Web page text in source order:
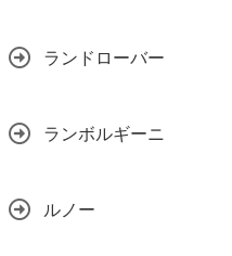
ランドローバー
ランボルギーニ
ルノー